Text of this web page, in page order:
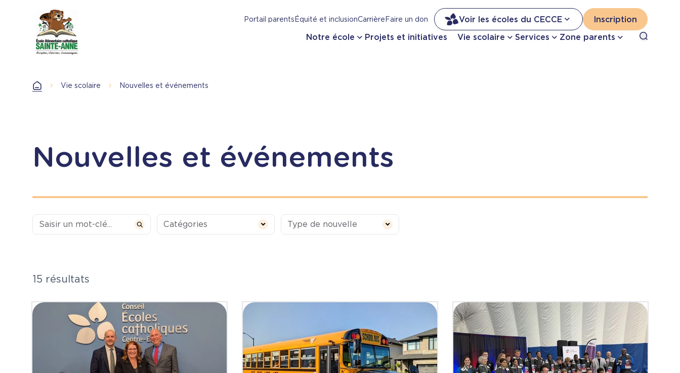
Portail parentsÉquité et inclusionCarrièreFaire un don Voir les écoles du CECCE Inscription
Notre école Projets et initiatives Vie scolaire Services Zone parents Open
Accueil Vie scolaire Nouvelles et événements
Nouvelles et événements
Categories
Catégories
Type de nouvelle
Type de nouvelle
15 résultats